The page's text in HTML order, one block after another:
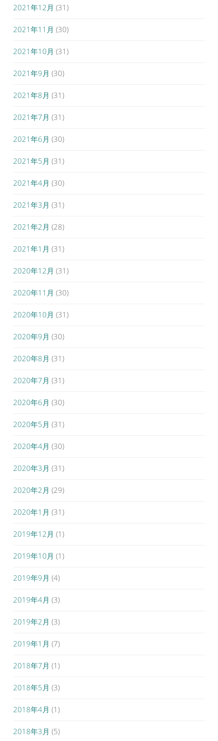
2021年12月 (31)
2021年11月 (30)
2021年10月 (31)
2021年9月 (30)
2021年8月 (31)
2021年7月 (31)
2021年6月 (30)
2021年5月 (31)
2021年4月 (30)
2021年3月 (31)
2021年2月 (28)
2021年1月 (31)
2020年12月 (31)
2020年11月 (30)
2020年10月 (31)
2020年9月 (30)
2020年8月 (31)
2020年7月 (31)
2020年6月 (30)
2020年5月 (31)
2020年4月 (30)
2020年3月 (31)
2020年2月 (29)
2020年1月 (31)
2019年12月 (1)
2019年10月 (1)
2019年9月 (4)
2019年4月 (3)
2019年2月 (3)
2019年1月 (7)
2018年7月 (1)
2018年5月 (3)
2018年4月 (1)
2018年3月 (5)